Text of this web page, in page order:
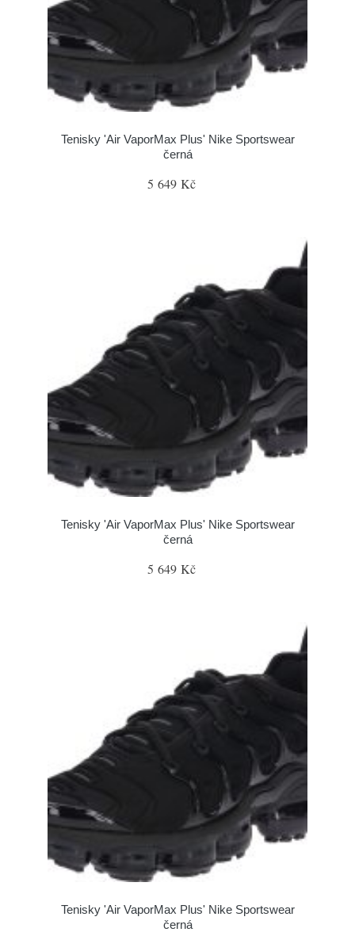
Tenisky 'Air VaporMax Plus' Nike Sportswear
černá
5 649 Kč
Tenisky 'Air VaporMax Plus' Nike Sportswear
černá
5 649 Kč
Tenisky 'Air VaporMax Plus' Nike Sportswear
černá